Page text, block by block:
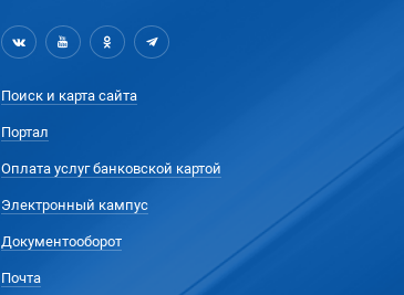
Поиск и карта сайта
Портал
Оплата услуг банковской картой
Электронный кампус
Документооборот
Почта